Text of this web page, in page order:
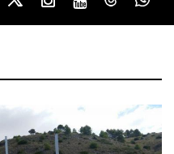
TwitterInstagram
YoutubeThreads